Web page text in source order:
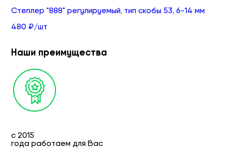
Степлер "888" регулируемый, тип скобы 53, 6-14 мм
480 ₽/шт
Наши преимущества
с 2015
года работаем для Вас